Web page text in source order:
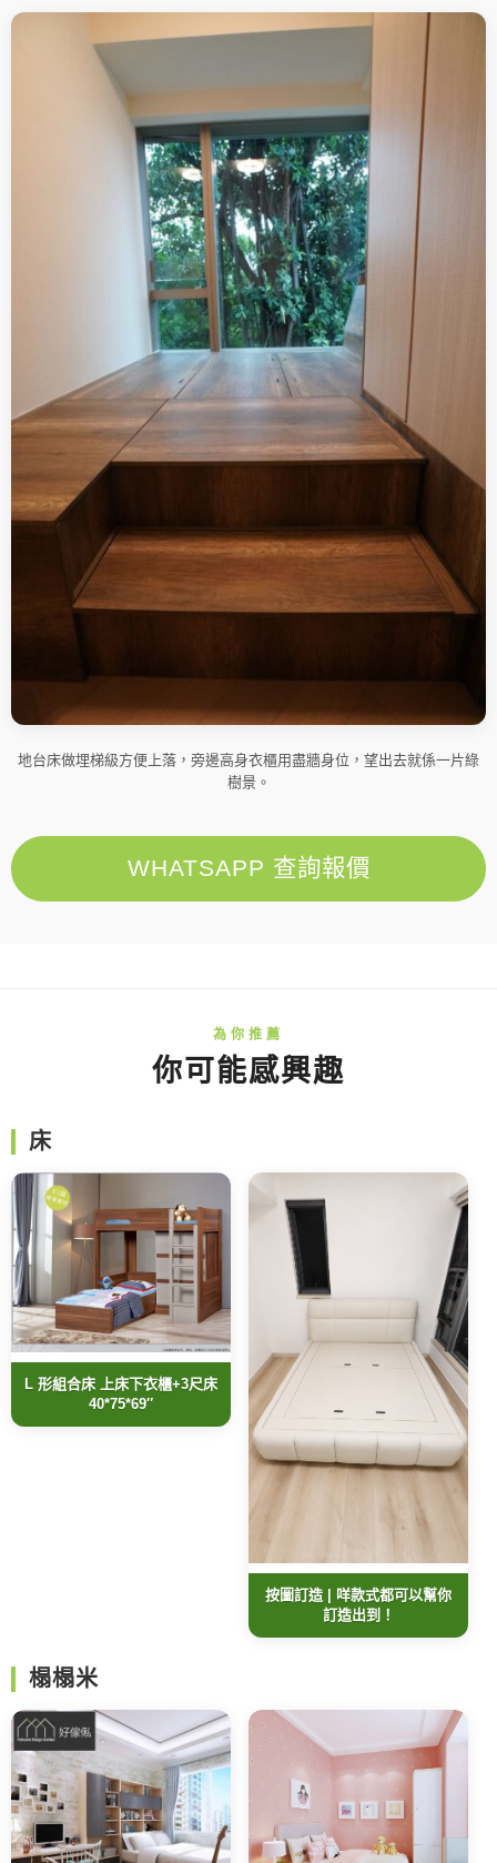
地台床做埋梯級方便上落，旁邊高身衣櫃用盡牆身位，望出去就係一片綠
樹景。
WHATSAPP 查詢報價
你可能感興趣
床
L 形組合床 上床下衣櫃+3尺床
40*75*69″
按圖訂造 | 咩款式都可以幫你
訂造出到！
榻榻米